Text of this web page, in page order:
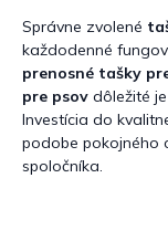
Správne zvolené
každodenné
prenosné tašky
pre psov dôležité
Investícia do
podobe pokojného
spoločníka.